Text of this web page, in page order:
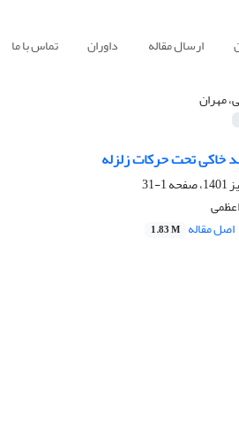
ارسال مقاله داوران تماس با ما
مهران
خاکی تحت حرکات زلزله
1-31
اصل مقاله 1.83 M